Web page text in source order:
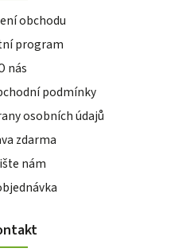
obchodu
program
nás
podmínky
osobních údajů
zdarma
nám